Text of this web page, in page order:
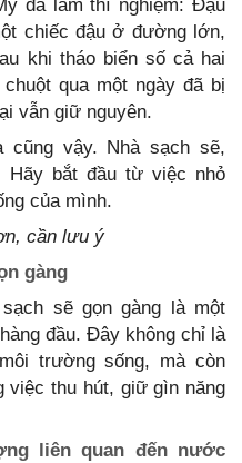
đã làm thí nghiệm: Đậu
chiếc đậu ở đường lớn,
khi tháo biển số cả hai
qua một ngày đã bị
vẫn giữ nguyên.
cũng vậy. Nhà sạch sẽ,
Hãy bắt đầu từ việc nhỏ
của mình.
cần lưu ý
gàng
sẽ gọn gàng là một
đầu. Đây không chỉ là
trường sống, mà còn
việc thu hút, giữ gìn năng
liên quan đến nước